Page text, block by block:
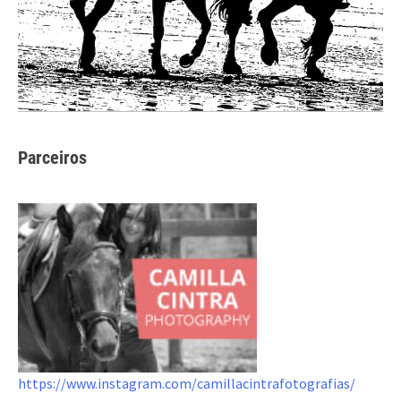
Parceiros
https://www.instagram.com/camillacintrafotografias/